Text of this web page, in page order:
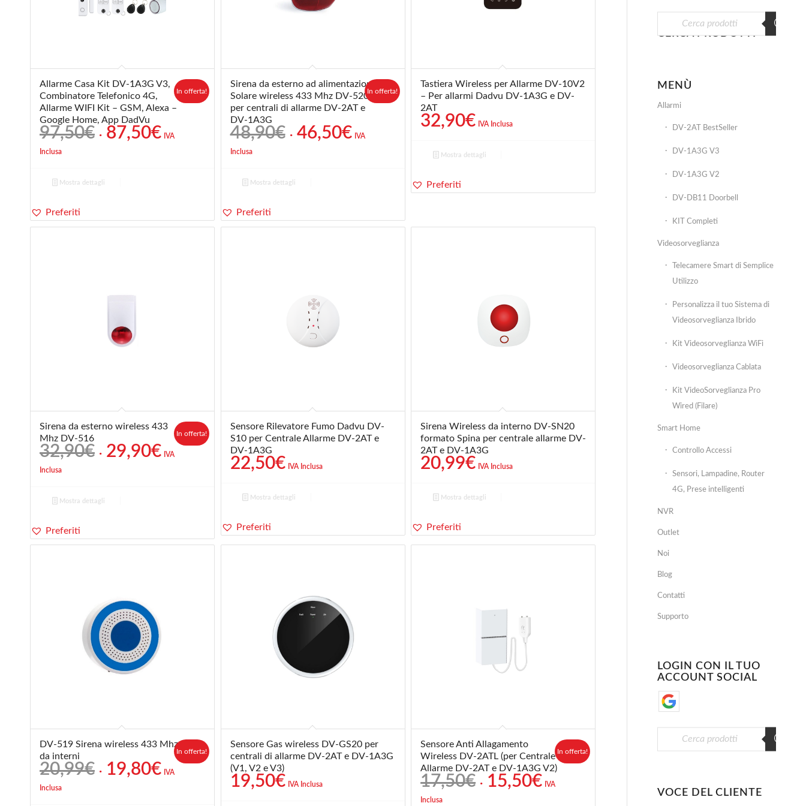
Allarme Casa Kit DV-1A3G V3,
Combinatore Telefonico 4G,
Allarme WIFI Kit – GSM, Alexa –
Google Home, App DadVu
97,50€ Il
prezzo
era:
97,50€.
87,50€IlIVA
Inclusa
In offerta!
Mostra dettagli
Preferiti
Sirena da esterno ad alimentazione
Solare wireless 433 Mhz DV-520
per centrali di allarme DV-2AT e
DV-1A3G
48,90€ Il
prezzo
era:
48,90€.
46,50€IlIVA
Inclusa
In offerta!
Mostra dettagli
Preferiti
Tastiera Wireless per Allarme DV-10V2
– Per allarmi Dadvu DV-1A3G e DV-
2AT
32,90€ IVA Inclusa
Mostra dettagli
Preferiti
Sirena da esterno wireless 433
Mhz DV-516
32,90€ Il
prezzo
era:
32,90€.
29,90€IlIVA
Inclusa
In offerta!
Mostra dettagli
Preferiti
Sensore Rilevatore Fumo Dadvu DV-
S10 per Centrale Allarme DV-2AT e
DV-1A3G
22,50€ IVA Inclusa
Mostra dettagli
Preferiti
Sirena Wireless da interno DV-SN20
formato Spina per centrale allarme DV-
2AT e DV-1A3G
20,99€ IVA Inclusa
Mostra dettagli
Preferiti
DV-519 Sirena wireless 433 Mhz
da interni
20,99€ Il
prezzo
19,80€IlIVA
Inclusa
In offerta!
Sensore Gas wireless DV-GS20 per
centrali di allarme DV-2AT e DV-1A3G
(V1, V2 e V3)
19,50€ IVA Inclusa
Sensore Anti Allagamento
Wireless DV-2ATL (per Centrale di
Allarme DV-2AT e DV-1A3G V2)
17,50€ Il
prezzo
15,50€IlIVA
Inclusa
In offerta!
CERCA PRODOTTI
MENÙ
Allarmi
DV-2AT BestSeller
DV-1A3G V3
DV-1A3G V2
DV-DB11 Doorbell
KIT Completi
Videosorveglianza
Telecamere Smart di Semplice
Utilizzo
Personalizza il tuo Sistema di
Videosorveglianza Ibrido
Kit Videosorveglianza WiFi
Videosorveglianza Cablata
Kit VideoSorveglianza Pro
Wired (Filare)
Smart Home
Controllo Accessi
Sensori, Lampadine, Router
4G, Prese intelligenti
NVR
Outlet
Noi
Blog
Contatti
Supporto
LOGIN CON IL TUO
ACCOUNT SOCIAL
VOCE DEL CLIENTE